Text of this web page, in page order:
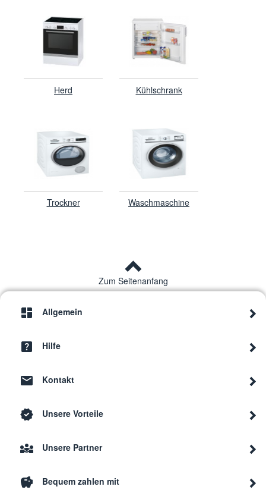
Herd Kühlschrank
Trockner Waschmaschine
Zum Seitenanfang
Allgemein
Hilfe
Kontakt
Unsere Vorteile
Unsere Partner
Bequem zahlen mit